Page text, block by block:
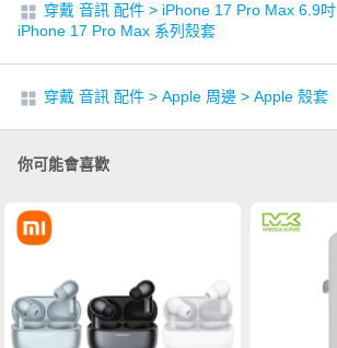
穿戴 音訊 配件 > iPhone 17 Pro Max 6.9吋
iPhone 17 Pro Max 系列殼套
穿戴 音訊 配件 > Apple 周邊 > Apple 殼套
你可能會喜歡